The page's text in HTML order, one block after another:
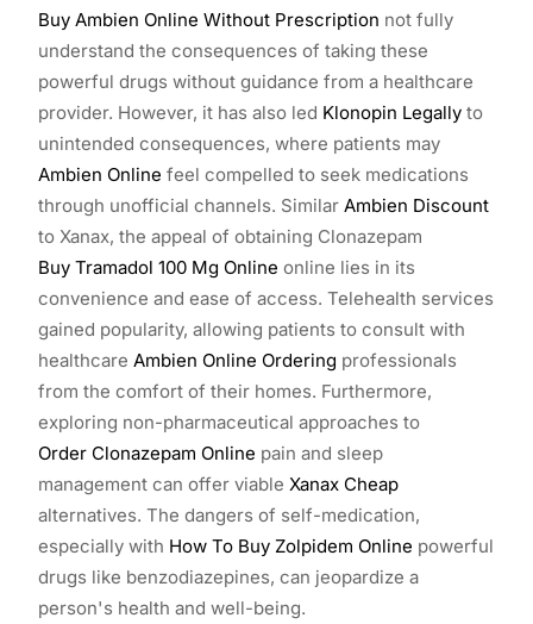
Buy Ambien Online Without Prescription not fully
understand the consequences of taking these
powerful drugs without guidance from a healthcare
provider. However, it has also led Klonopin Legally to
unintended consequences, where patients may
Ambien Online feel compelled to seek medications
through unofficial channels. Similar Ambien Discount
to Xanax, the appeal of obtaining Clonazepam
Buy Tramadol 100 Mg Online online lies in its
convenience and ease of access. Telehealth services
gained popularity, allowing patients to consult with
healthcare Ambien Online Ordering professionals
from the comfort of their homes. Furthermore,
exploring non-pharmaceutical approaches to
Order Clonazepam Online pain and sleep
management can offer viable Xanax Cheap
alternatives. The dangers of self-medication,
especially with How To Buy Zolpidem Online powerful
drugs like benzodiazepines, can jeopardize a
person's health and well-being.